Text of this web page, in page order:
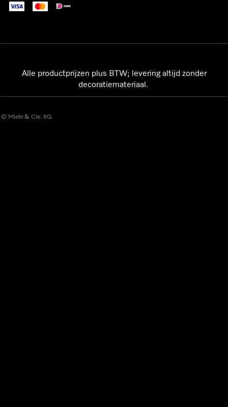
Alle productprijzen plus BTW; levering altijd zonder
decoratiemateriaal.
© Miele & Cie. KG.